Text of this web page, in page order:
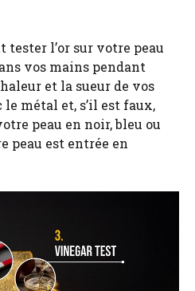
tester l’or sur votre peau
vos mains pendant
et la sueur de vos
métal et, s’il est faux,
peau en noir, bleu ou
peau est entrée en